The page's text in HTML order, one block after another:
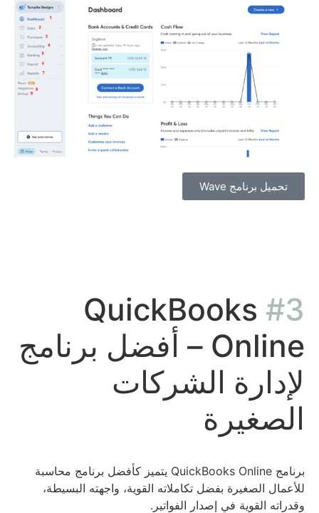
تحميل برنامج Wave
#3
QuickBooks
Online – أفضل برنامج
لإدارة الشركات
الصغيرة
برنامج QuickBooks Online يتميز كأفضل برنامج محاسبة
للأعمال الصغيرة بفضل تكاملاته القوية، واجهته البسيطة،
وقدراته القوية في إصدار الفواتير.